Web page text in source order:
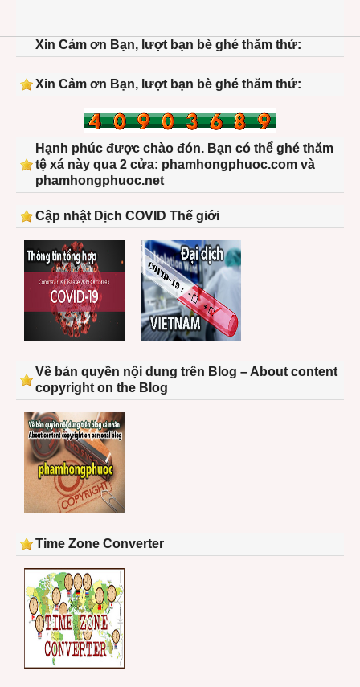
Xin Cảm ơn Bạn, lượt bạn bè ghé thăm thứ:
Xin Cảm ơn Bạn, lượt bạn bè ghé thăm thứ:
Hạnh phúc được chào đón. Bạn có thể ghé thăm
tệ xá này qua 2 cửa: phamhongphuoc.com và
phamhongphuoc.net
Cập nhật Dịch COVID Thế giới
Về bản quyền nội dung trên Blog – About content
copyright on the Blog
Time Zone Converter